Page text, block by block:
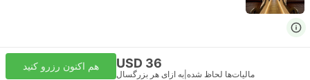
USD 36
مالیات‌ها لحاظ شده به ازای هر بزرگسال
هم اکنون رزرو کنید